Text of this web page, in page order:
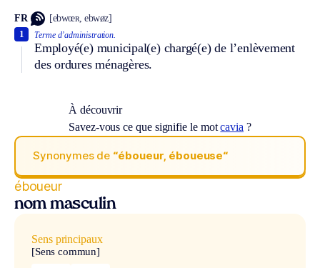
FR [ebwœʀ, ebwøz]
Terme d’administration.
Employé(e) municipal(e) chargé(e) de l’enlèvement
des ordures ménagères.
1
À découvrir
Savez-vous ce que signifie le motcavia ?
Synonymes de “éboueur, éboueuse“
éboueur
nom masculin
Sens principaux
[Sens commun]